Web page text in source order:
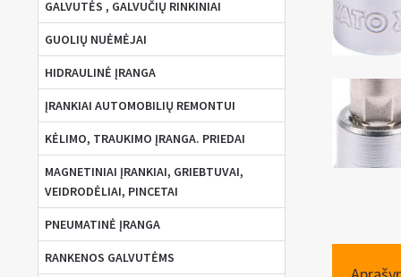
GALVUTĖS , GALVUČIŲ RINKINIAI
GUOLIŲ NUĖMĖJAI
HIDRAULINĖ ĮRANGA
ĮRANKIAI AUTOMOBILIŲ REMONTUI
KĖLIMO, TRAUKIMO ĮRANGA. PRIEDAI
MAGNETINIAI ĮRANKIAI, GRIEBTUVAI,
VEIDRODĖLIAI, PINCETAI
PNEUMATINĖ ĮRANGA
RANKENOS GALVUTĖMS